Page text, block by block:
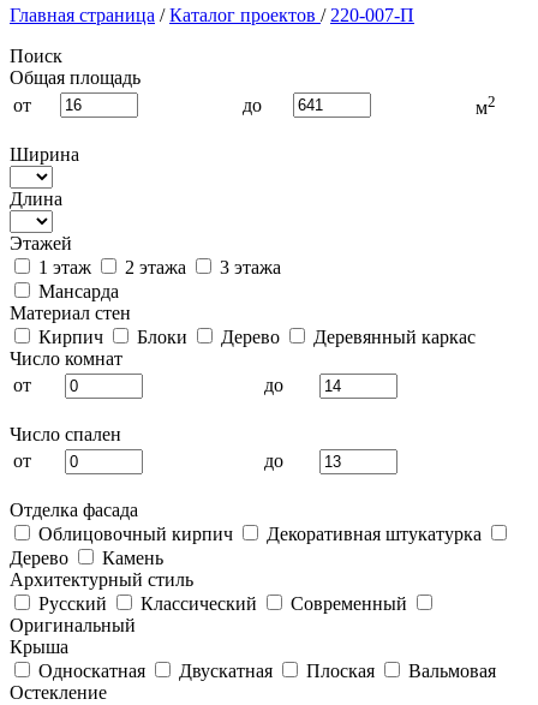
Главная страница / Каталог проектов / 220-007-П
Поиск
Общая площадь
от
до м2
Ширина
Длина
Этажей
1 этаж
2 этажа
3 этажа
Мансарда
Материал стен
Кирпич
Блоки Дерево
Деревянный каркас
Число комнат
от
до
Число спален
от
до
Отделка фасада
Облицовочный кирпич
Декоративная штукатурка
Дерево
Камень
Архитектурный стиль
Русский
Классический
Современный
Оригинальный
Крыша
Односкатная
Двускатная Плоская
Вальмовая
Остекление